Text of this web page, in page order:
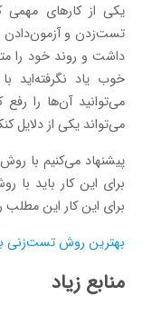
یکی از کارهای مهمی
تست‌زدن و آزمون‌دادن
داشت و روند خود را
خوب یاد
می‌توانید آن‌ها را
می‌تواند یکی از دلایل
پیشنهاد می‌کنیم با
برای این کار باید
برای این کار این مطلب
بهترین روش تست‌زنی
منابع زیاد